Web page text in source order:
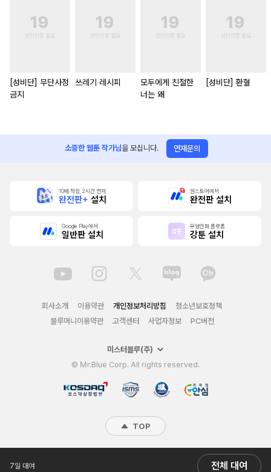
[성비단] 무단사정
금지
쓰레기 레시피
모두에게 친절한
너는 왜
[성비단] 환혈
7일 대여 전체 대여
소중한 웹툰 작가님을 모십니다. 연재문의
10배 적립, 2시간 먼저
완전판+ 설치
원스토어에서
완전판 설치
Google Play에서
일반판 설치
무협만화 플랫폼
강툰 설치
회사소개 이용약관 개인정보처리방침
청소년보호정책
블루머니이용약관
고객센터 사업자정보 PC버전
미스터블루(주)
© Mr.Blue Corp. All rights reserved.
TOP